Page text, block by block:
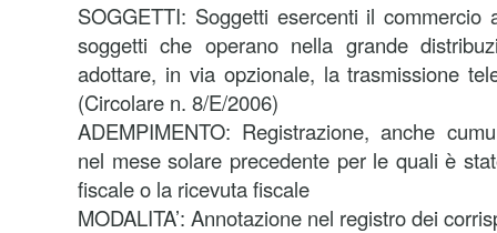
SOGGETTI: Soggetti esercenti il
soggetti che operano nella grande
adottare, in via opzionale, la trasmissione
(Circolare n. 8/E/2006)
ADEMPIMENTO: Registrazione, anche
nel mese solare precedente per le quali è
fiscale o la ricevuta fiscale
MODALITA’: Annotazione nel registro dei